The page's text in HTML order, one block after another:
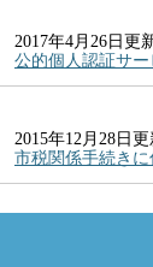
2017年4月26日更
公的個人認証サー
2015年12月28日更
市税関係手続き